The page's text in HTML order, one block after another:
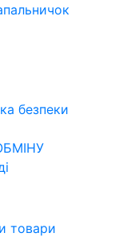
безпеки
товари